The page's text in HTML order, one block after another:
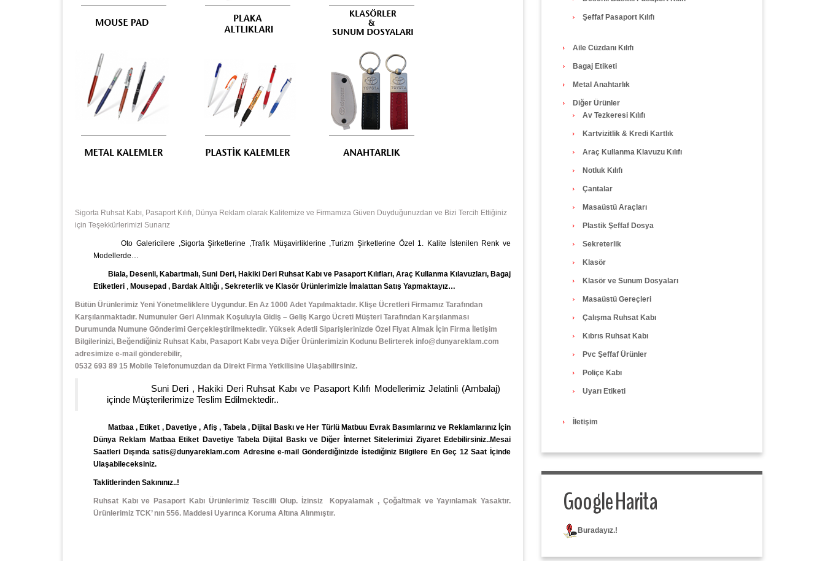
Sigorta Ruhsat Kabı, Pasaport Kılıfı, Dünya Reklam olarak Kalitemize ve Firmamıza Güven Duyduğunuzdan ve Bizi Tercih Ettiğiniz
için Teşekkürlerimizi Sunarız
Oto Galericilere ,Sigorta Şirketlerine ,Trafik Müşavirliklerine ,Turizm Şirketlerine Özel 1. Kalite İstenilen Renk ve
Modellerde…
Biala, Desenli, Kabartmalı, Suni Deri, Hakiki Deri Ruhsat Kabı ve Pasaport Kılıfları, Araç Kullanma Kılavuzları, Bagaj
Etiketleri , Mousepad , Bardak Altlığı , Sekreterlik ve Klasör Ürünlerimizle İmalattan Satış Yapmaktayız…
Bütün Ürünlerimiz Yeni Yönetmeliklere Uygundur. En Az 1000 Adet Yapılmaktadır. Klişe Ücretleri Firmamız Tarafından
Karşılanmaktadır. Numunuler Geri Alınmak Koşuluyla Gidiş – Geliş Kargo Ücreti Müşteri Tarafından Karşılanması
Durumunda Numune Gönderimi Gerçekleştirilmektedir. Yüksek Adetli Siparişlerinizde Özel Fiyat Almak İçin Firma İletişim
Bilgilerinizi, Beğendiğiniz Ruhsat Kabı, Pasaport Kabı veya Diğer Ürünlerimizin Kodunu Belirterek info@dunyareklam.com
adresimize e-mail gönderebilir,
0532 693 89 15 Mobile Telefonumuzdan da Direkt Firma Yetkilisine Ulaşabilirsiniz.
Suni Deri , Hakiki Deri Ruhsat Kabı ve Pasaport Kılıfı Modellerimiz Jelatinli (Ambalaj)
içinde Müşterilerimize Teslim Edilmektedir..
Matbaa , Etiket , Davetiye , Afiş , Tabela , Dijital Baskıve Her TürlüMatbuu EvrakBasımlarınız ve Reklamlarınız İçin
Dünya Reklam Matbaa Etiket Davetiye Tabela Dijital Baskı ve Diğer İnternet Sitelerimizi Ziyaret Edebilirsiniz..Mesai
Saatleri Dışında satis@dunyareklam.com Adresine e-mail Gönderdiğinizde İstediğiniz Bilgilere En Geç 12 Saat İçinde
Ulaşabileceksiniz.
Taklitlerinden Sakınınız..!
Ruhsat Kabı ve Pasaport Kabı Ürünlerimiz Tescilli Olup. İzinsiz Kopyalamak , Çoğaltmak ve Yayınlamak Yasaktır.
Ürünlerimiz TCK’ nın 556. Maddesi Uyarınca Koruma Altına Alınmıştır.
Şeffaf Pasaport Kılıfı
Aile Cüzdanı Kılıfı
Bagaj Etiketi
Metal Anahtarlık
Diğer Ürünler
Av Tezkeresi Kılıfı
Kartvizitlik & Kredi Kartlık
Araç Kullanma Klavuzu Kılıfı
Notluk Kılıfı
Çantalar
Masaüstü Araçları
Plastik Şeffaf Dosya
Sekreterlik
Klasör
Klasör ve Sunum Dosyaları
Masaüstü Gereçleri
Çalışma Ruhsat Kabı
Kıbrıs Ruhsat Kabı
Pvc Şeffaf Ürünler
Poliçe Kabı
Uyarı Etiketi
İletişim
Google Harita
Buradayız.!